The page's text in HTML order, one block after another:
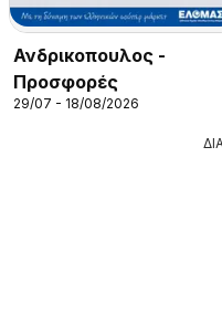
Ανδρικοπουλος -
Προσφορές
29/07 - 18/08/2026